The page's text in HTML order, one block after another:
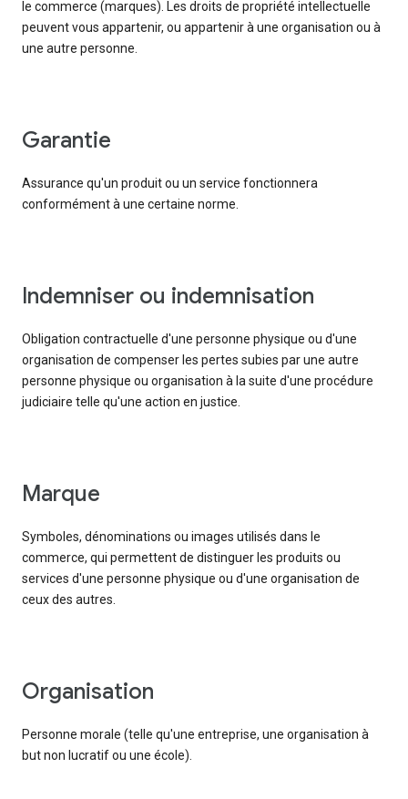
le commerce (marques). Les droits de propriété intellectuelle
peuvent vous appartenir, ou appartenir à une organisation ou à
une autre personne.
garantie
Assurance qu'un produit ou un service fonctionnera
conformément à une certaine norme.
indemniser ou indemnisation
Obligation contractuelle d'une personne physique ou d'une
organisation de compenser les pertes subies par une autre
personne physique ou organisation à la suite d'une procédure
judiciaire telle qu'une action en justice.
marque
Symboles, dénominations ou images utilisés dans le
commerce, qui permettent de distinguer les produits ou
services d'une personne physique ou d'une organisation de
ceux des autres.
organisation
Personne morale (telle qu'une entreprise, une organisation à
but non lucratif ou une école).